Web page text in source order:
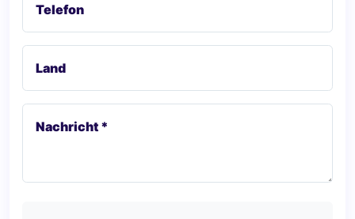
Telefon
Land
Nachricht *